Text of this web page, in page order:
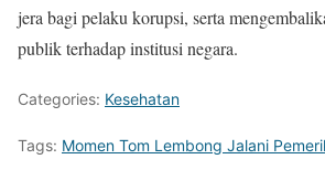
jera bagi pelaku korupsi, serta
publik terhadap institusi negara.
Categories: Kesehatan
Tags: Momen Tom Lembong Jalani